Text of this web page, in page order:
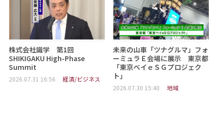
株式会社識学 第1回
SHIKIGAKU High-Phase
Summit
2026.07.31 16:56 経済/ビジネス
未来の山車「ツナグルマ」フォ
ーミュラＥ会場に展示 東京都
「東京ベイｅＳＧプロジェク
ト」
2026.07.30 15:40 地域